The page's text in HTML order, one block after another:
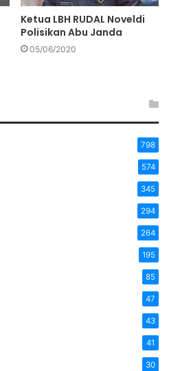
Ketua LBH RUDAL Noveldi
Polisikan Abu Janda
05/06/2020
798
574
345
294
264
195
85
47
43
41
30